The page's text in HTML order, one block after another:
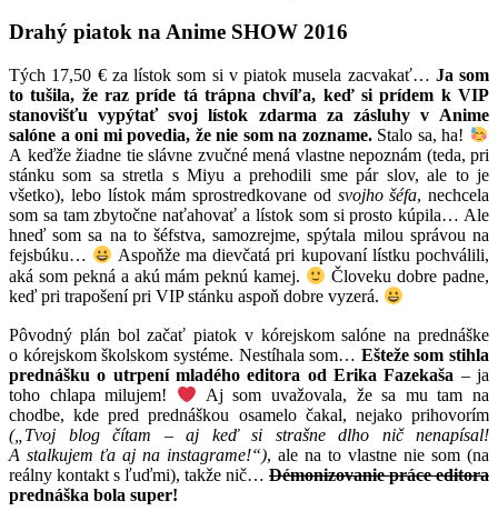
Drahý piatok na Anime SHOW 2016
Tých 17,50 € za lístok som si v piatok musela zacvakať… Ja som
to tušila, že raz príde tá trápna chvíľa, keď si prídem k VIP
stanovišťu vypýtať svoj lístok zdarma za zásluhy v Anime
salóne a oni mi povedia, že nie som na zozname.Stalo sa, ha!
A keďže žiadne tie slávne zvučné mená vlastne nepoznám (teda, pri
stánku som sa stretla s Miyu a prehodili sme pár slov, ale to je
všetko), lebo lístok mám sprostredkovane od svojho šéfa, nechcela
som sa tam zbytočne naťahovať a lístok som si prosto kúpila… Ale
hneď som sa na to šéfstva, samozrejme, spýtala milou správou na
fejsbúku…
Aspoňže ma dievčatá pri kupovaní lístku pochválili,
aká som pekná a akú mám peknú kamej.
Človeku dobre padne,
keď pri trapošení pri VIP stánku aspoň dobre vyzerá.
Pôvodný plán bol začať piatok v kórejskom salóne na prednáške
o kórejskom školskom systéme. Nestíhala som… Ešteže som stihla
prednášku o utrpení mladého editora od Erika Fazekaša – ja
toho chlapa milujem!
Aj som uvažovala, že sa mu tam na
chodbe, kde pred prednáškou osamelo čakal, nejako prihovorím
(„Tvoj blog čítam – aj keď si strašne dlho nič nenapísal!
A stalkujem ťa aj na instagrame!“), ale na to vlastne nie som (na
reálny kontakt s ľuďmi), takže nič… Démonizovanie práce editora
prednáška bola super!